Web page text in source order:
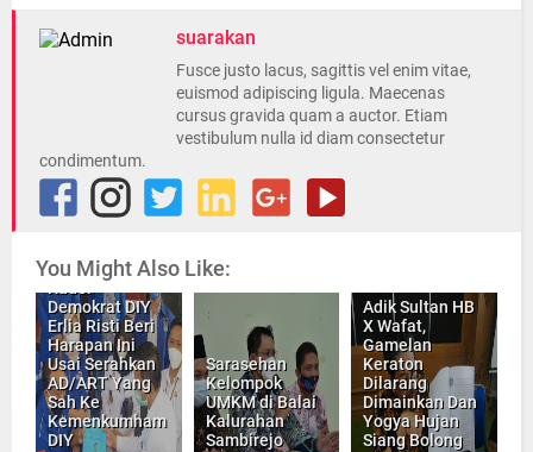
suarakan
Fusce justo lacus, sagittis vel enim vitae,
euismod adipiscing ligula. Maecenas
cursus gravida quam a auctor. Etiam
vestibulum nulla id diam consectetur
condimentum.
You Might Also Like:
Demokrat DIY
Erlia Risti Beri
Harapan Ini
Usai Serahkan
AD/ART Yang
Sah Ke
Kemenkumham
DIY
Sarasehan
Kelompok
UMKM di Balai
Kalurahan
Sambirejo
Adik Sultan HB
X Wafat,
Gamelan
Keraton
Dilarang
Dimainkan Dan
Yogya Hujan
Siang Bolong